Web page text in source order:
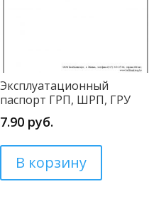
Эксплуатационный
паспорт ГРП, ШРП, ГРУ
7.90 руб.
В корзину